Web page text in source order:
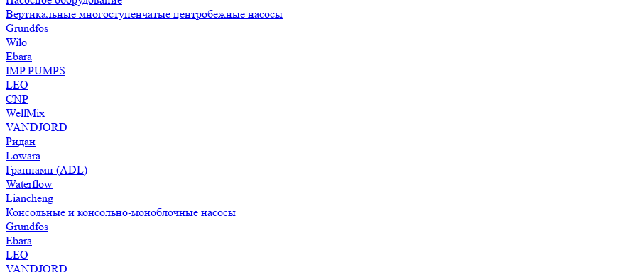
Вертикальные многоступенчатые центробежные насосы
Grundfos
Wilo
Ebara
IMP PUMPS
LEO
CNP
WellMix
VANDJORD
Ридан
Lowara
Гранпамп (ADL)
Waterflow
Liancheng
Консольные и консольно-моноблочные насосы
Grundfos
Ebara
LEO
VANDJORD